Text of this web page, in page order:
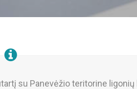
su Panevėžio teritorine ligonių